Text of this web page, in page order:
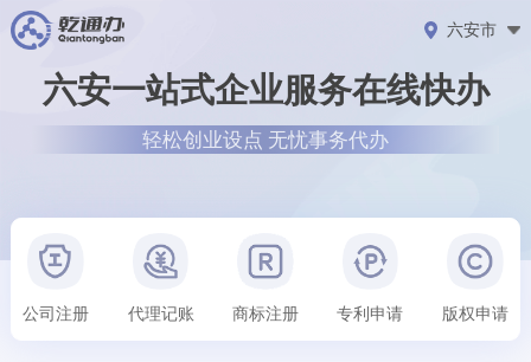
六安市
六安一站式企业服务在线快办
轻松创业设点 无忧事务代办
公司注册 代理记账 商标注册 专利申请 版权申请